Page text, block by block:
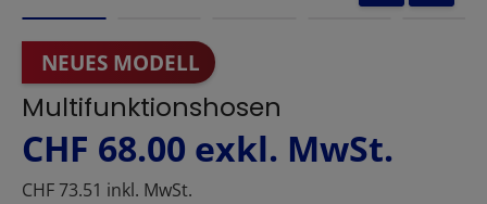
NEUES MODELL
Multifunktionshosen
CHF 68.00 exkl. MwSt.
CHF 73.51 inkl. MwSt.